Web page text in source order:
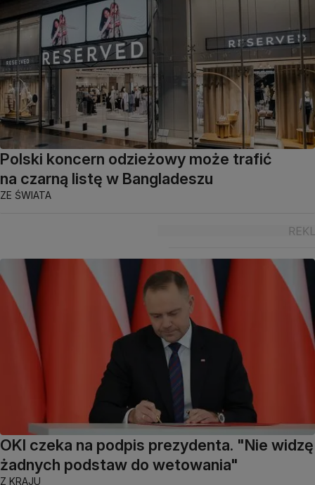
Polski koncern odzieżowy może trafić
na czarną listę w Bangladeszu
ZE ŚWIATA
OKI czeka na podpis prezydenta. "Nie widzę
żadnych podstaw do wetowania"
Z KRAJU